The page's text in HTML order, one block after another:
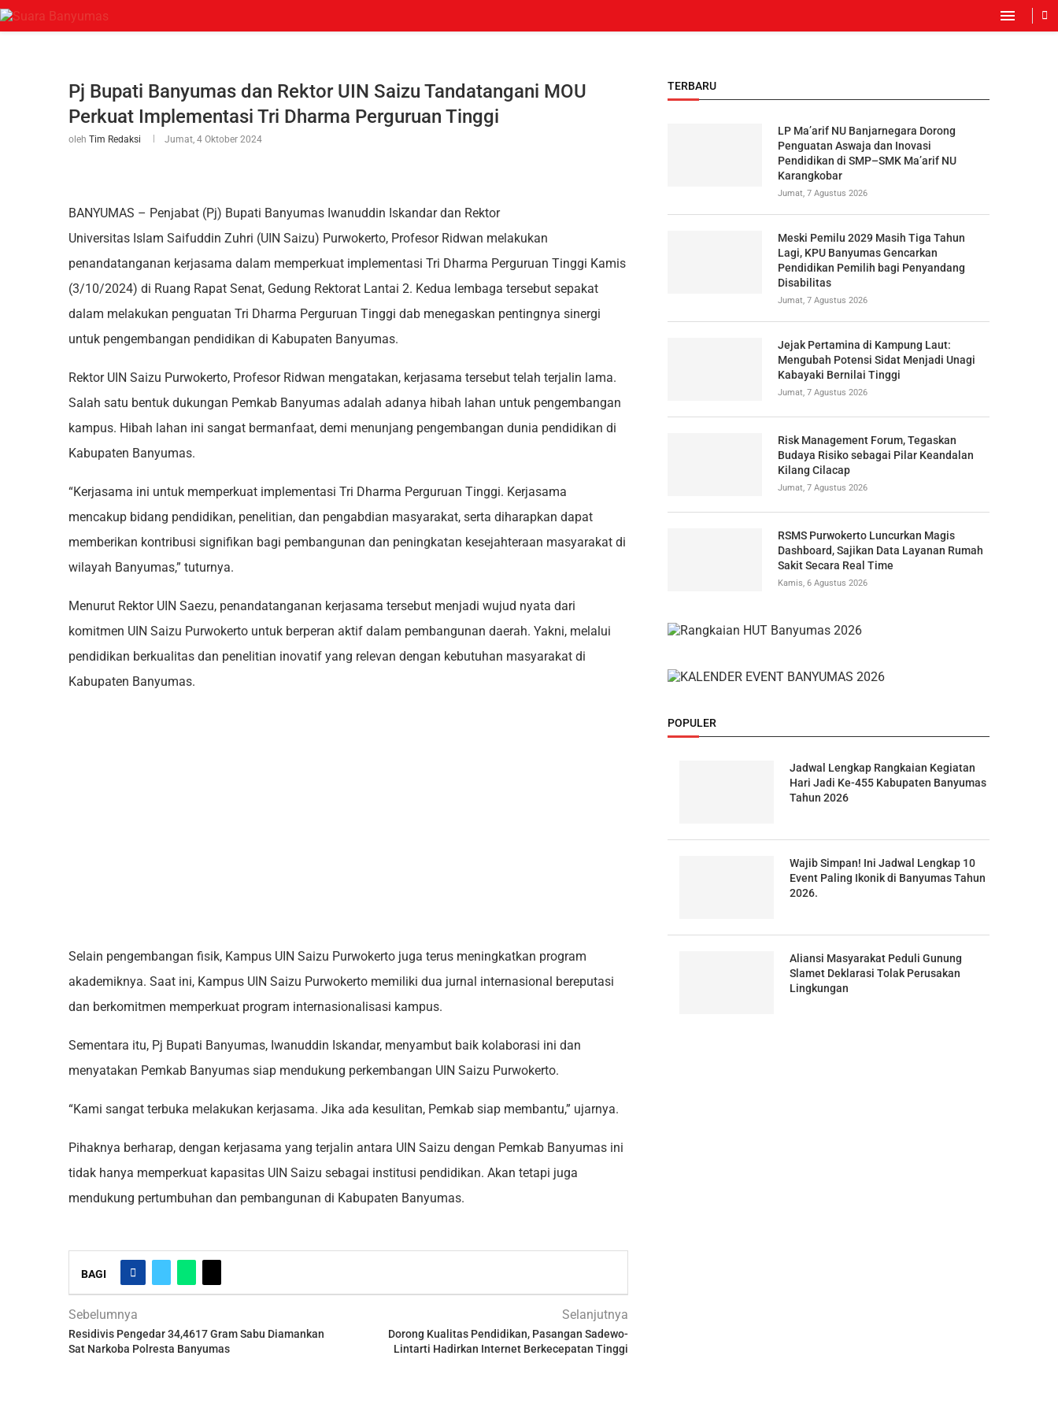
Pj Bupati Banyumas dan Rektor UIN Saizu Tandatangani MOU
Perkuat Implementasi Tri Dharma Perguruan Tinggi
oleh Tim Redaksi Jumat, 4 Oktober 2024
BANYUMAS – Penjabat (Pj) Bupati Banyumas Iwanuddin Iskandar dan Rektor
Universitas Islam Saifuddin Zuhri (UIN Saizu) Purwokerto, Profesor Ridwan melakukan
penandatanganan kerjasama dalam memperkuat implementasi Tri Dharma Perguruan Tinggi Kamis
(3/10/2024) di Ruang Rapat Senat, Gedung Rektorat Lantai 2. Kedua lembaga tersebut sepakat
dalam melakukan penguatan Tri Dharma Perguruan Tinggi dab menegaskan pentingnya sinergi
untuk pengembangan pendidikan di Kabupaten Banyumas.
Rektor UIN Saizu Purwokerto, Profesor Ridwan mengatakan, kerjasama tersebut telah terjalin lama.
Salah satu bentuk dukungan Pemkab Banyumas adalah adanya hibah lahan untuk pengembangan
kampus. Hibah lahan ini sangat bermanfaat, demi menunjang pengembangan dunia pendidikan di
Kabupaten Banyumas.
“Kerjasama ini untuk memperkuat implementasi Tri Dharma Perguruan Tinggi. Kerjasama
mencakup bidang pendidikan, penelitian, dan pengabdian masyarakat, serta diharapkan dapat
memberikan kontribusi signifikan bagi pembangunan dan peningkatan kesejahteraan masyarakat di
wilayah Banyumas,” tuturnya.
Menurut Rektor UIN Saezu, penandatanganan kerjasama tersebut menjadi wujud nyata dari
komitmen UIN Saizu Purwokerto untuk berperan aktif dalam pembangunan daerah. Yakni, melalui
pendidikan berkualitas dan penelitian inovatif yang relevan dengan kebutuhan masyarakat di
Kabupaten Banyumas.
Selain pengembangan fisik, Kampus UIN Saizu Purwokerto juga terus meningkatkan program
akademiknya. Saat ini, Kampus UIN Saizu Purwokerto memiliki dua jurnal internasional bereputasi
dan berkomitmen memperkuat program internasionalisasi kampus.
Sementara itu, Pj Bupati Banyumas, Iwanuddin Iskandar, menyambut baik kolaborasi ini dan
menyatakan Pemkab Banyumas siap mendukung perkembangan UIN Saizu Purwokerto.
“Kami sangat terbuka melakukan kerjasama. Jika ada kesulitan, Pemkab siap membantu,” ujarnya.
Pihaknya berharap, dengan kerjasama yang terjalin antara UIN Saizu dengan Pemkab Banyumas ini
tidak hanya memperkuat kapasitas UIN Saizu sebagai institusi pendidikan. Akan tetapi juga
mendukung pertumbuhan dan pembangunan di Kabupaten Banyumas.
BAGI
Sebelumnya
Residivis Pengedar 34,4617 Gram Sabu Diamankan
Sat Narkoba Polresta Banyumas
Selanjutnya
Dorong Kualitas Pendidikan, Pasangan Sadewo-
Lintarti Hadirkan Internet Berkecepatan Tinggi
TERBARU
LP Ma’arif NU Banjarnegara Dorong
Penguatan Aswaja dan Inovasi
Pendidikan di SMP–SMK Ma’arif NU
Karangkobar
Jumat, 7 Agustus 2026
Meski Pemilu 2029 Masih Tiga Tahun
Lagi, KPU Banyumas Gencarkan
Pendidikan Pemilih bagi Penyandang
Disabilitas
Jumat, 7 Agustus 2026
Jejak Pertamina di Kampung Laut:
Mengubah Potensi Sidat Menjadi Unagi
Kabayaki Bernilai Tinggi
Jumat, 7 Agustus 2026
Risk Management Forum, Tegaskan
Budaya Risiko sebagai Pilar Keandalan
Kilang Cilacap
Jumat, 7 Agustus 2026
RSMS Purwokerto Luncurkan Magis
Dashboard, Sajikan Data Layanan Rumah
Sakit Secara Real Time
Kamis, 6 Agustus 2026
POPULER
Jadwal Lengkap Rangkaian Kegiatan
Hari Jadi Ke-455 Kabupaten Banyumas
Tahun 2026
Wajib Simpan! Ini Jadwal Lengkap 10
Event Paling Ikonik di Banyumas Tahun
2026.
Aliansi Masyarakat Peduli Gunung
Slamet Deklarasi Tolak Perusakan
Lingkungan